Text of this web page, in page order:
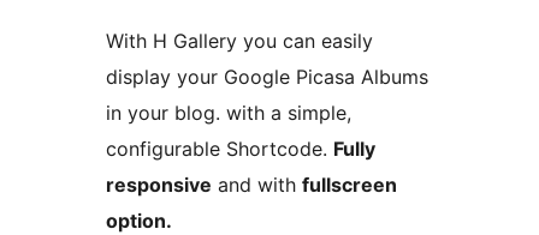
With H Gallery you can easily
display your Google Picasa Albums
in your blog. with a simple,
configurable Shortcode. Fully
responsive and with fullscreen
option.